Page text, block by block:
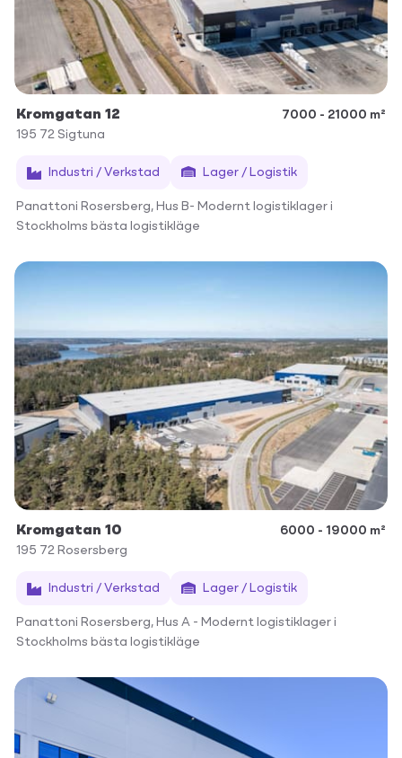
Kromgatan 12
7000 - 21000 m²
195 72 Sigtuna
Industri / Verkstad Lager / Logistik
Panattoni Rosersberg, Hus B- Modernt logistiklager i
Stockholms bästa logistikläge
Kromgatan 10
6000 - 19000 m²
195 72 Rosersberg
Industri / Verkstad Lager / Logistik
Panattoni Rosersberg, Hus A - Modernt logistiklager i
Stockholms bästa logistikläge